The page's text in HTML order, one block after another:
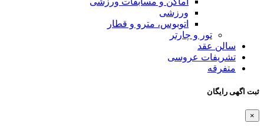
ورزشی
اتوبوس، مترو و قطار
تور و چارتر
سالن عقد
تشریفات عروسی
متفرقه
ثبت اگهی رایگان
×